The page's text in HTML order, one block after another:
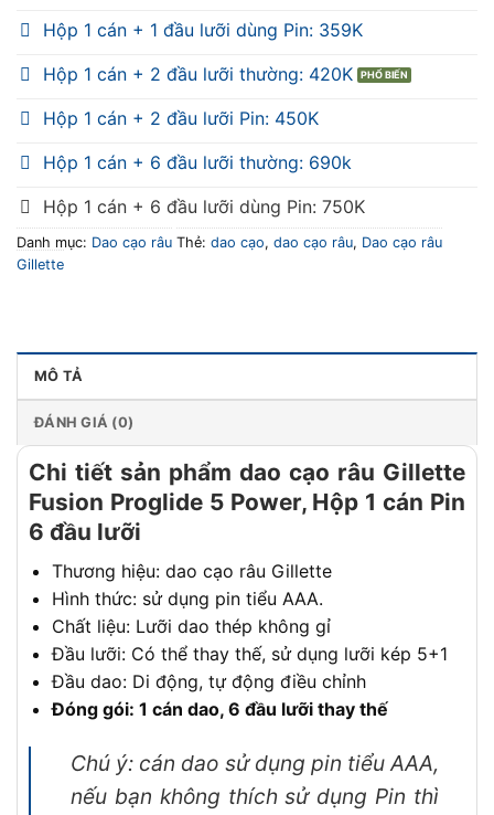
Hộp 1 cán + 1 đầu lưỡi dùng Pin: 359K
Hộp 1 cán + 2 đầu lưỡi thường: 420K
Hộp 1 cán + 2 đầu lưỡi Pin: 450K
Hộp 1 cán + 6 đầu lưỡi thường: 690k
Hộp 1 cán + 6 đầu lưỡi dùng Pin: 750K
Danh mục: Dao cạo râu Thẻ: dao cạo, dao cạo râu, Dao cạo râu
Gillette
MÔ TẢ
ĐÁNH GIÁ (0)
Chi tiết sản phẩm dao cạo râu Gillette
Fusion Proglide 5 Power, Hộp 1 cán Pin
6 đầu lưỡi
Thương hiệu: dao cạo râu Gillette
Hình thức: sử dụng pin tiểu AAA.
Chất liệu: Lưỡi dao thép không gỉ
Đầu lưỡi: Có thể thay thế, sử dụng lưỡi kép 5+1
Đầu dao: Di động, tự động điều chỉnh
Đóng gói: 1 cán dao, 6 đầu lưỡi thay thế
Chú ý: cán dao sử dụng pin tiểu AAA,
nếu bạn không thích sử dụng Pin thì